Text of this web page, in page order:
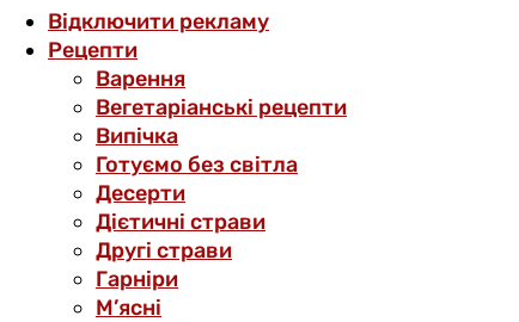
Відключити рекламу
Рецепти
Варення
Вегетаріанські рецепти
Випічка
Готуємо без світла
Десерти
Дієтичні страви
Другі страви
Гарніри
М’ясні